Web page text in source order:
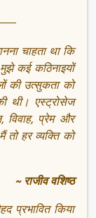
चाहता था कि
कई कठिनाइयों
की उत्सुकता को
थी। एस्ट्रोसेज
विवाह, प्रेम और
तो हर व्यक्ति को
~ राजीव वशिष्ठ
प्रभावित किया